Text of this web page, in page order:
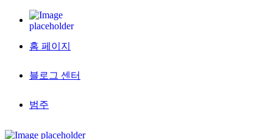
홈 페이지
블로그 센터
범주